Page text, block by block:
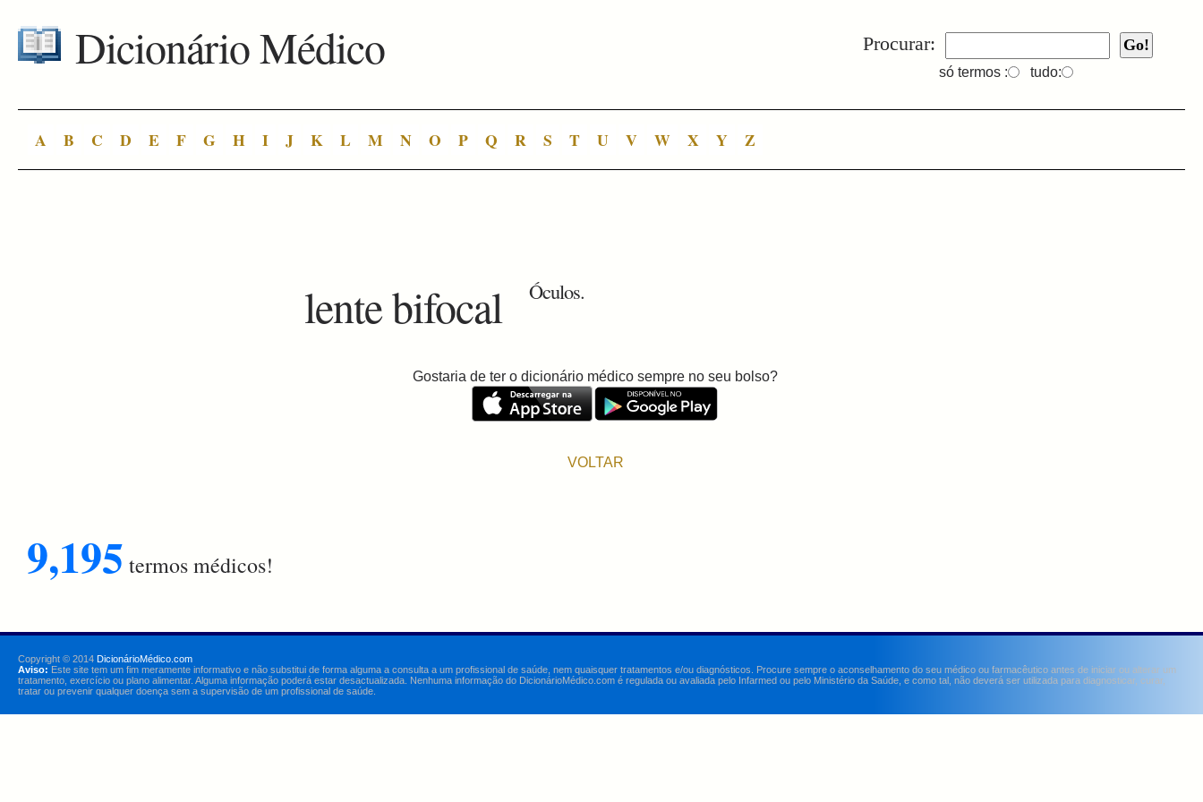
Procurar:
só termos : tudo:
Dicionário Médico
A B C D E F G H I J K L M N O P Q R S T U V W X Y Z
lente bifocal Óculos.
Gostaria de ter o dicionário médico sempre no seu bolso?
VOLTAR
9,195 termos médicos!
Copyright © 2014 DicionárioMédico.com
Aviso: Este site tem um fim meramente informativo e não substitui de forma alguma a consulta a um profissional de saúde, nem quaisquer tratamentos e/ou diagnósticos. Procure sempre o aconselhamento do seu médico ou farmacêutico antes de iniciar ou alterar um
tratamento, exercício ou plano alimentar. Alguma informação poderá estar desactualizada. Nenhuma informação do DicionárioMédico.com é regulada ou avaliada pelo Infarmed ou pelo Ministério da Saúde, e como tal, não deverá ser utilizada para diagnosticar, curar,
tratar ou prevenir qualquer doença sem a supervisão de um profissional de saúde.